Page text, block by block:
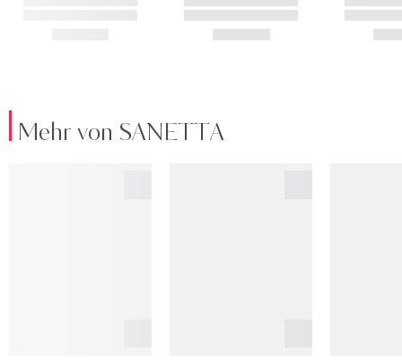
Mehr von SANETTA